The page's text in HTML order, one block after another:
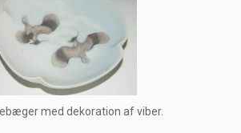
med dekoration af viber.